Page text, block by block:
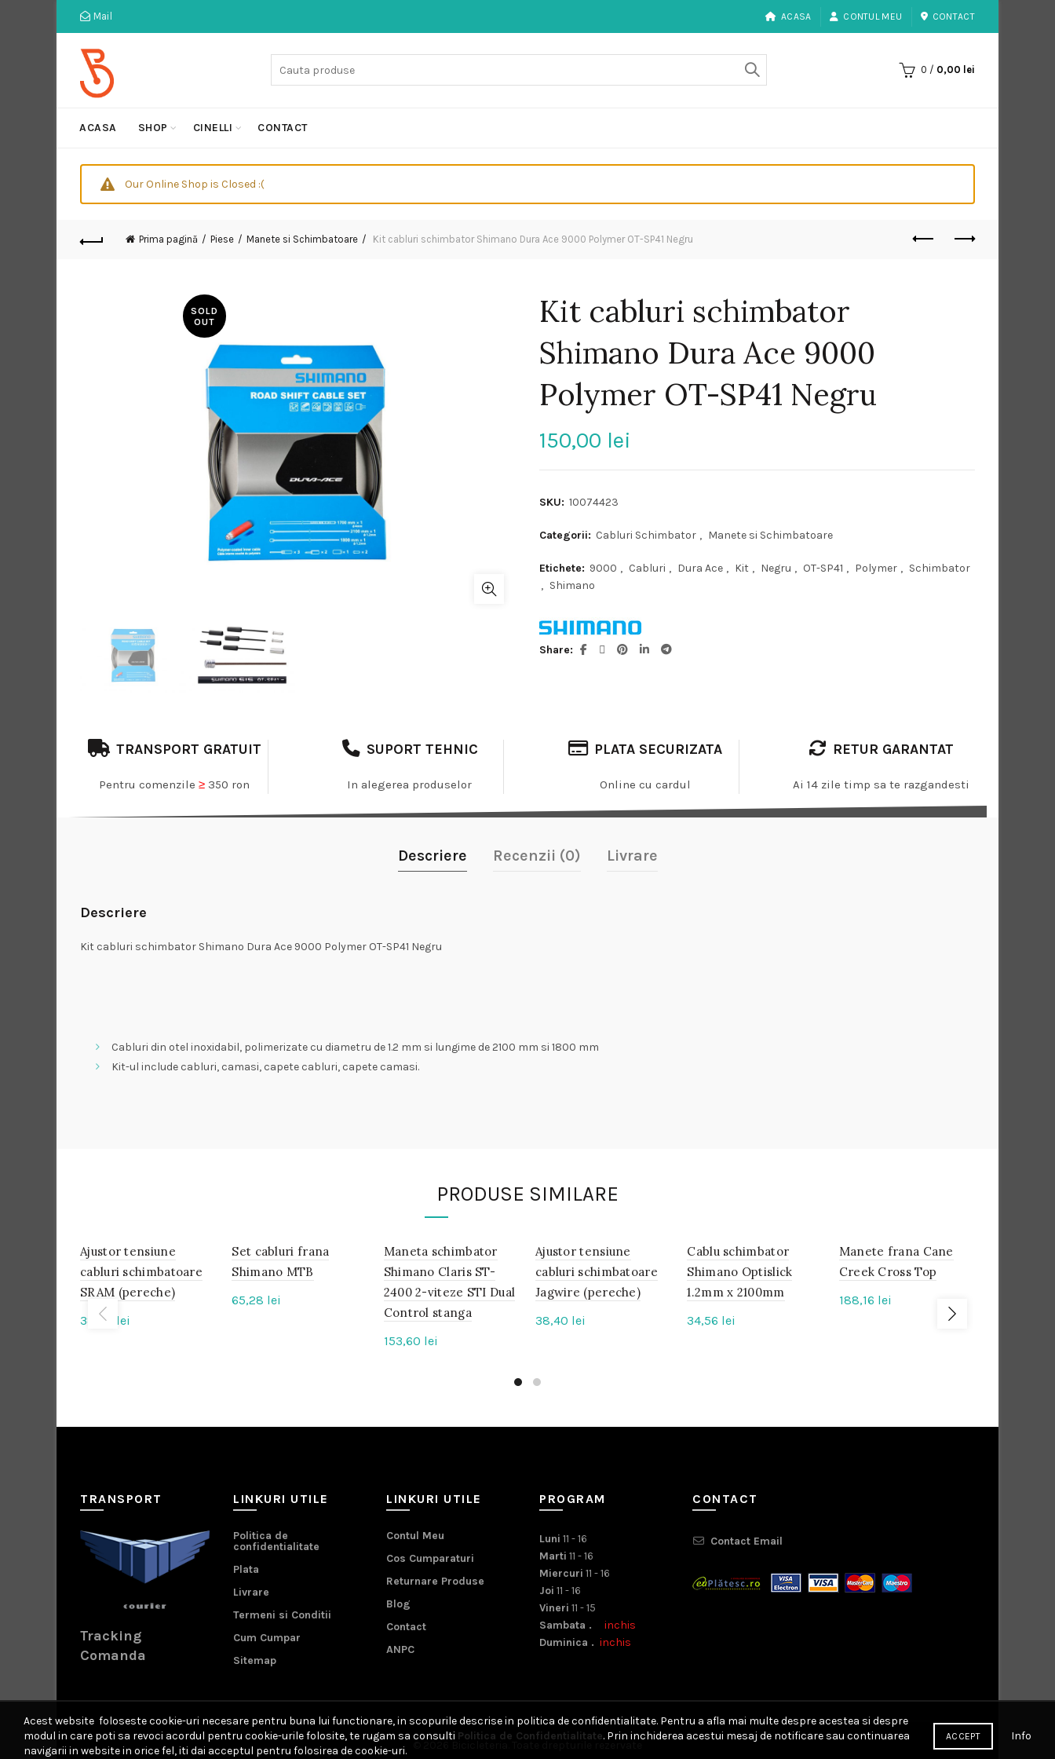
Mail ACASA CONTUL MEU CONTACT
0 / 0,00 lei
ACASA SHOP CINELLI CONTACT
Our Online Shop is Closed :(
Prima pagină Piese Manete si Schimbatoare Kit cabluri schimbator Shimano Dura Ace 9000 Polymer OT-SP41 Negru
SOLD
OUT
Kit cabluri schimbator
Shimano Dura Ace 9000
Polymer OT-SP41 Negru
150,00 lei
SKU: 10074423
Categorii: Cabluri Schimbator , Manete si Schimbatoare
Etichete: 9000 , Cabluri , Dura Ace , Kit , Negru , OT-SP41 , Polymer , Schimbator
, Shimano
Share
TRANSPORT GRATUIT
Pentru comenzile ≥350 ron
SUPORT TEHNIC
In alegerea produselor
PLATA SECURIZATA
Online cu cardul
RETUR GARANTAT
Ai 14 zile timp sa te razgandesti
Descriere Recenzii (0) Livrare
Descriere
Kit cabluri schimbator Shimano Dura Ace 9000 Polymer OT-SP41 Negru
Cabluri din otel inoxidabil, polimerizate cu diametru de 1.2 mm si lungime de 2100 mm si 1800 mm
Kit-ul include cabluri, camasi, capete cabluri, capete camasi.
PRODUSE SIMILARE
IN
STOC
Ajustor tensiune
cabluri schimbatoare
SRAM (pereche)
38,40
lei
IN
STOC
Set cabluri frana
Shimano MTB
65,28 lei
IN
STOC
Maneta schimbator
Shimano Claris ST-
2400 2-viteze STI Dual
Control stanga
153,60 lei
IN
STOC
Ajustor tensiune
cabluri schimbatoare
Jagwire (pereche)
38,40 lei
IN
STOC
Cablu schimbator
Shimano Optislick
1.2mm x 2100mm
34,56 lei
IN
STOC
Manete frana Cane
Creek Cross Top
188,16 lei
TRANSPORT
Tracking
Comanda
LINKURI UTILE
Politica de
confidentialitate
Plata
Livrare
Termeni si Conditii
Cum Cumpar
Sitemap
LINKURI UTILE
Contul Meu
Cos Cumparaturi
Returnare Produse
Blog
Contact
ANPC
PROGRAM
Luni 11 - 16
Marti 11 - 16
Miercuri 11 - 16
Joi 11 - 16
Vineri 11 - 15
Sambata . inchis
Duminica . inchis
CONTACT
Contact Email
Acest website foloseste cookie-uri necesare pentru buna lui functionare, in scopurile descrise in politica de confidentialitate. Pentru a afla mai multe despre acestea si despre
modul in care poti sa revoci acordul pentru cookie-urile folosite, te rugam sa consulti Politica de Confidentialitate. Prin inchiderea acestui mesaj de notificare sau continuarea
navigarii in website in orice fel, iti dai acceptul pentru folosirea de cookie-uri.
ACCEPT Info